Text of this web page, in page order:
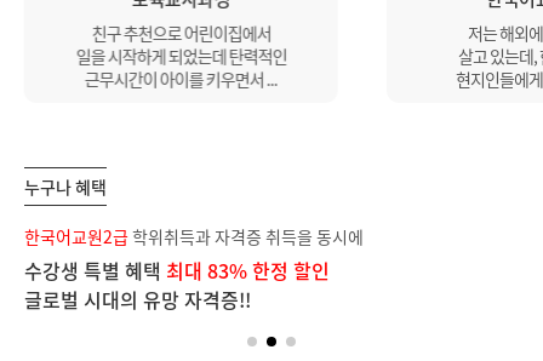
친구 추천으로 어린이집에서
일을 시작하게 되었는데 탄력적인
근무시간이 아이를 키우면서 ...
저는 해외
살고 있는데,
현지인들에
누구나 혜택
한국어교원2급학위취득과 자격증 취득을 동시에
수강생 특별 혜택 최대 83% 한정 할인
글로벌 시대의 유망 자격증!!